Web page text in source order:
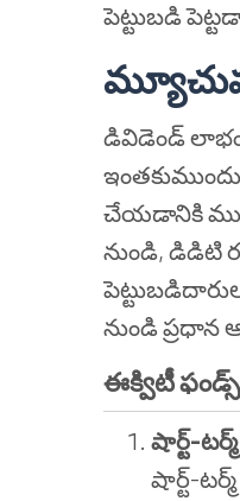
పెట్టుబడి
డివిడెండ్ లాభం
చేయడానికి
నుండి, డిడిటి
నుండి
ఈక్విటీ
షార్ట్-
షార్ట్-